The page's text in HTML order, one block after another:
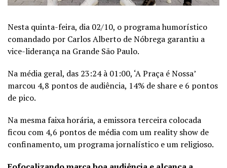
Nesta quinta-feira, dia 02/10, o programa humorístico
comandado por Carlos Alberto de Nóbrega garantiu a
vice-liderança na Grande São Paulo.
Na média geral, das 23:24 à 01:00, ‘A Praça é Nossa’
marcou 4,8 pontos de audiência, 14% de share e 6 pontos
de pico.
Na mesma faixa horária, a emissora terceira colocada
ficou com 4,6 pontos de média com um reality show de
confinamento, um programa jornalístico e um religioso.